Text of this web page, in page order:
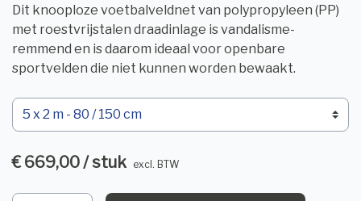
Dit knooploze voetbalveldnet van polypropyleen (PP)
met roestvrijstalen draadinlage is vandalisme-
remmend en is daarom ideaal voor openbare
sportvelden die niet kunnen worden bewaakt.
€ 669,00 / stuk excl. BTW